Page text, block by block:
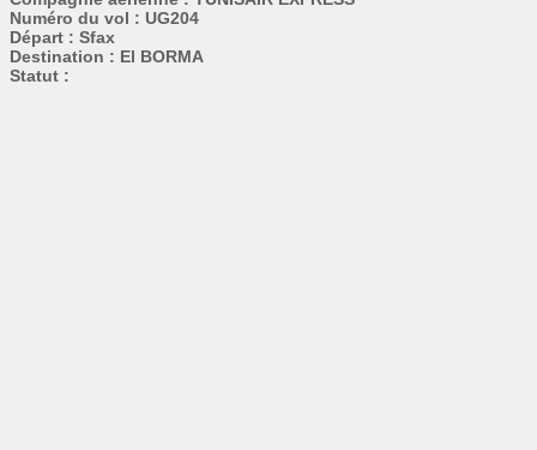
Numéro du vol : UG204
Départ : Sfax
Destination : El BORMA
Statut :